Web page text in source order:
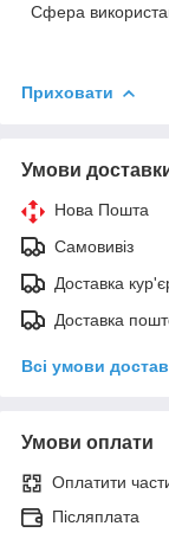
Сфера
Приховати
Умови
Нова Пошта
Самовивіз
Доставка
Доставка
Всі умови
Умови оплати
Оплатити
Післяплата